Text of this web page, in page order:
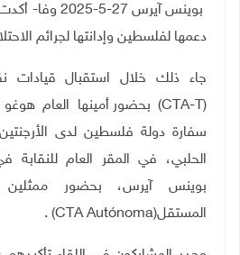
بوينس آيرس 27-5-
دعمها لفلسطين وإدانتها لجرائم
جاء ذلك خلال استقبال قيادات
(CTA-T) بحضور أمينها العام
سفارة دولة فلسطين لدى
الحلبي، في المقر العام للنقابة
بوينس آيرس، بحضور ممثلين
المستقل(CTA Autónoma)
.